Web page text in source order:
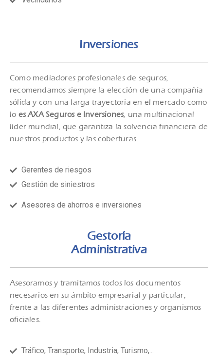
Inversiones
Como mediadores profesionales de seguros,
recomendamos siempre la elección de una compañía
sólida y con una larga trayectoria en el mercado como
lo es AXA Seguros e Inversiones, una multinacional
líder mundial, que garantiza la solvencia financiera de
nuestros productos y las coberturas.
Gerentes de riesgos
Gestión de siniestros
Asesores de ahorros e inversiones
Gestoría
Administrativa
Asesoramos y tramitamos todos los documentos
necesarios en su ámbito empresarial y particular,
frente a las diferentes administraciones y organismos
oficiales.
Tráfico, Transporte, Industria, Turismo,...